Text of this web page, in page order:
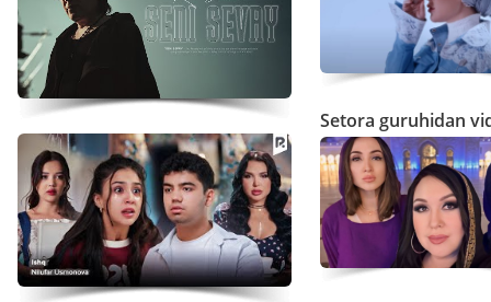
Setora guruhidan